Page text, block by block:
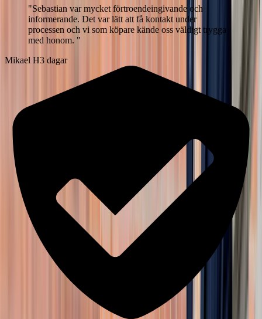
"Sebastian var mycket förtroendeingivande och
informerande. Det var lätt att få kontakt under
processen och vi som köpare kände oss väldigt trygga
med honom. "
Mikael H3 dagar